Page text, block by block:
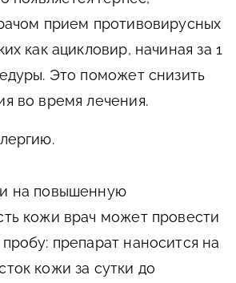
прием противовирусных
как ацикловир, начиная за 1
Это поможет снизить
во время лечения.
на повышенную
кожи врач может провести
препарат наносится на
кожи за сутки до